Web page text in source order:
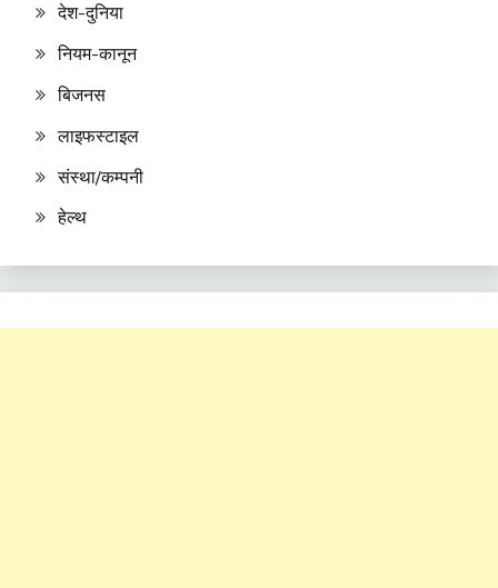
देश-दुनिया
नियम-कानून
बिजनस
लाइफस्टाइल
संस्था/कम्पनी
हेल्थ